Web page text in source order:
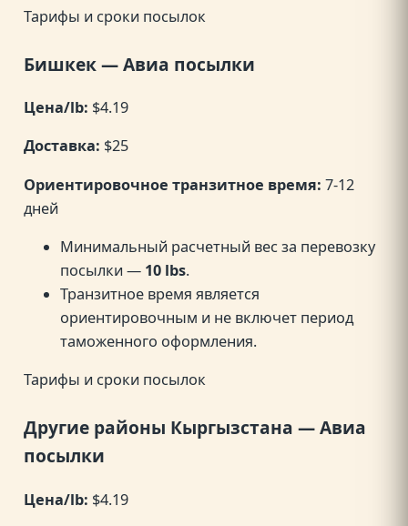
Тарифы и сроки посылок
Бишкек — Авиа посылки
Цена/lb: $4.19
Доставка: $25
Ориентировочное транзитное время:7-12
дней
Минимальный расчетный вес за перевозку
посылки — 10 lbs.
Транзитное время является
ориентировочным и не включет период
таможенного оформления.
Тарифы и сроки посылок
Другие районы Кыргызстана — Авиа
посылки
Цена/lb: $4.19